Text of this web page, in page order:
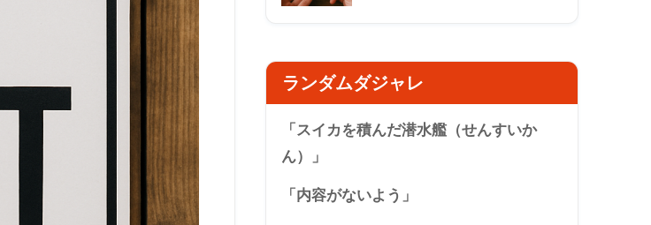
ランダムダジャレ
「スイカを積んだ潜水艦（せんすいか
ん）」
「内容がないよう」